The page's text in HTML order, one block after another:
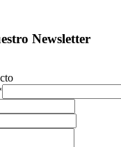
Newsletter